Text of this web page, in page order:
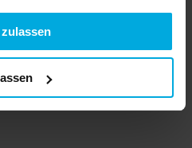
34-3902-00
Bitte wenden Sie sich an